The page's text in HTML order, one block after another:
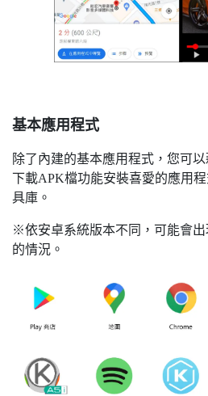
基本應用程式
除了內建的基本應用程式，您可
下載APK檔功能安裝喜愛的應用
具庫。
※依安卓系統版本不同，可能會
的情況。